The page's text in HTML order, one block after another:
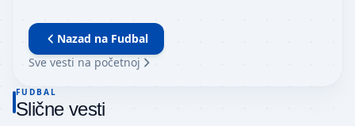
Nazad na Fudbal
Sve vesti na početnoj
FUDBAL
Slične vesti